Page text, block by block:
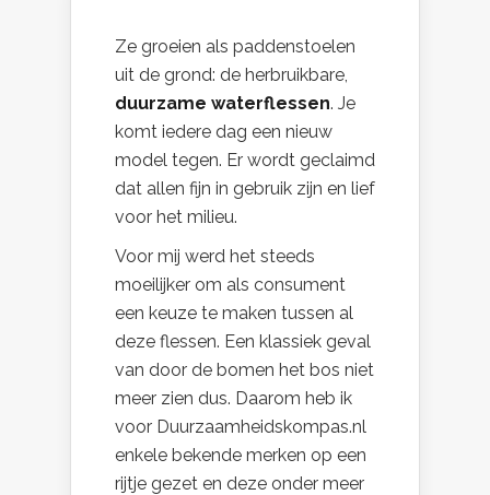
Ze groeien als paddenstoelen
uit de grond: de herbruikbare,
duurzame waterflessen. Je
komt iedere dag een nieuw
model tegen. Er wordt geclaimd
dat allen fijn in gebruik zijn en lief
voor het milieu.
Voor mij werd het steeds
moeilijker om als consument
een keuze te maken tussen al
deze flessen. Een klassiek geval
van door de bomen het bos niet
meer zien dus. Daarom heb ik
voor Duurzaamheidskompas.nl
enkele bekende merken op een
rijtje gezet en deze onder meer